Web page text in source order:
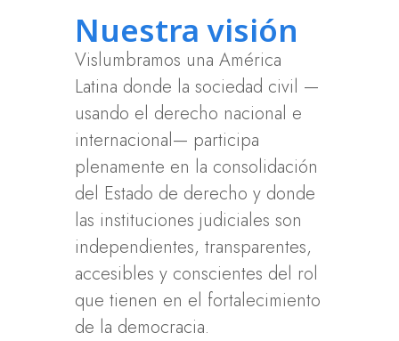
Nuestra visión
Vislumbramos una América
Latina donde la sociedad civil —
usando el derecho nacional e
internacional— participa
plenamente en la consolidación
del Estado de derecho y donde
las instituciones judiciales son
independientes, transparentes,
accesibles y conscientes del rol
que tienen en el fortalecimiento
de la democracia.